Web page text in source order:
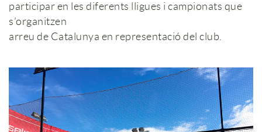
participar en les diferents lligues i campionats que
s’organitzen
arreu de Catalunya en representació del club.